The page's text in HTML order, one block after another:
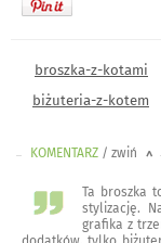
broszka-z-kotami
biżuteria-z-kotem
KOMENTARZ / zwiń <
Ta broszka
stylizację.
grafika z